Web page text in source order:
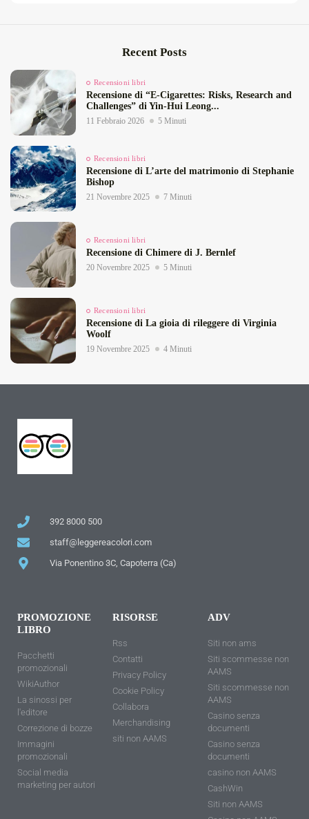
Recent Posts
Recensioni libri
Recensione di “E‑Cigarettes: Risks, Research and
Challenges” di Yin‑Hui Leong...
11 Febbraio 2026 5 Minuti
Recensioni libri
Recensione di L’arte del matrimonio di Stephanie
Bishop
21 Novembre 2025 7 Minuti
Recensioni libri
Recensione di Chimere di J. Bernlef
20 Novembre 2025 5 Minuti
Recensioni libri
Recensione di La gioia di rileggere di Virginia
Woolf
19 Novembre 2025 4 Minuti
392 8000 500
staff@leggereacolori.com
Via Ponentino 3C, Capoterra (Ca)
PROMOZIONE
LIBRO
Pacchetti
promozionali
WikiAuthor
La sinossi per
l'editore
Correzione di bozze
Immagini
promozionali
Social media
marketing per autori
RISORSE
Rss
Contatti
Privacy Policy
Cookie Policy
Collabora
Merchandising
siti non AAMS
ADV
Siti non ams
Siti scommesse non
AAMS
Siti scommesse non
AAMS
Casino senza
documenti
Casino senza
documenti
casino non AAMS
CashWin
Siti non AAMS